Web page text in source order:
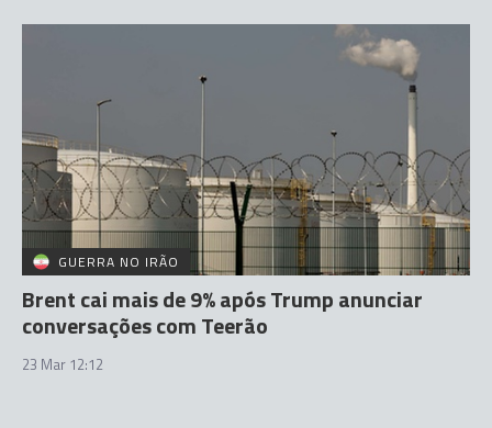
GUERRA NO IRÃO
Brent cai mais de 9% após Trump anunciar
conversações com Teerão
23 Mar 12:12